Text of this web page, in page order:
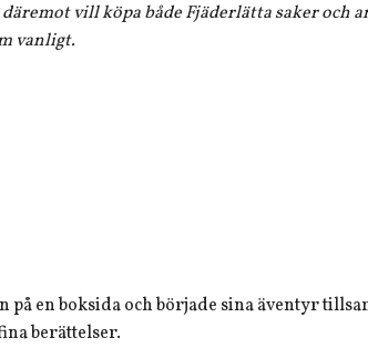
vill köpa både Fjäderlätta saker och
vanligt.
en boksida och började sina äventyr
berättelser.